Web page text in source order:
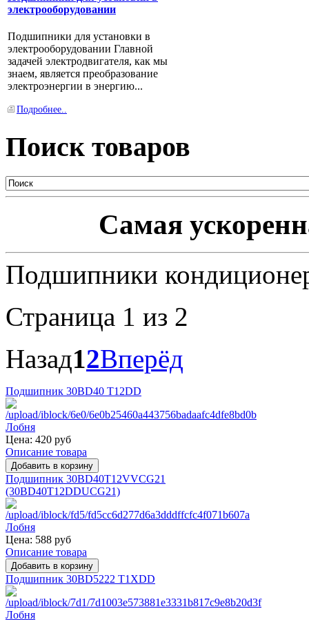
электрооборудовании
Подшипники для установки в
электрооборудовании Главной
задачей электродвигателя, как мы
знаем, является преобразование
электроэнергии в энергию...
Подробнее..
Поиск товаров
Самая
Подшипники
Страница 1 из 2
Назад12Вперёд
Подшипник 30BD40 T12DD
Цена: 420 руб
Описание товара
Подшипник 30BD40T12VVCG21
(30BD40T12DDUCG21)
Цена: 588 руб
Описание товара
Подшипник 30BD5222 T1XDD